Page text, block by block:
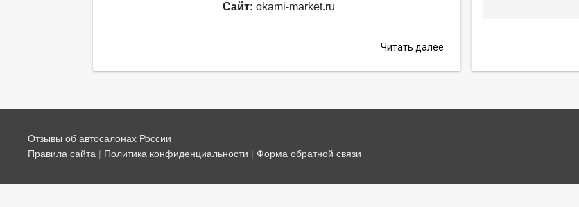
Сайт: okami-market.ru
Читать далее
Отзывы об автосалонах России
Правила сайта | Политика конфиденциальности | Форма обратной связи